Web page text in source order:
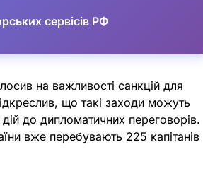
сервісів РФ
на важливості санкцій для
що такі заходи можуть
до дипломатичних переговорів.
вже перебувають 225 капітанів